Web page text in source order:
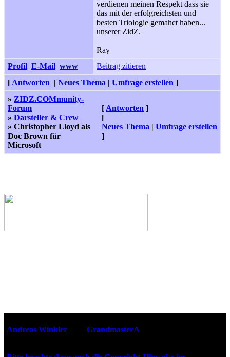
verdienen meinen Respekt dass sie
das mit der erfolgreichsten und
besten Triologie gemahct haben...
unserer ZidZ.
Ray
Profil E-Mail www
Beitrag zitieren
[ Antworten | Neues Thema | Umfrage erstellen ]
» ZIDZ.COMmunity-
Forum
» Darsteller & Crew
» Christopher Lloyd als
Doc Brown für
Microsoft
[ Antworten ]
[
Neues Thema | Umfrage erstellen
]
Andreas Winkler
GrandmasterA